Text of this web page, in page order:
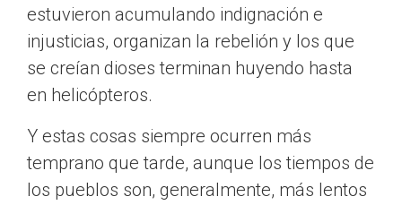
estuvieron acumulando indignación e
injusticias, organizan la rebelión y los que
se creían dioses terminan huyendo hasta
en helicópteros.
Y estas cosas siempre ocurren más
temprano que tarde, aunque los tiempos de
los pueblos son, generalmente, más lentos